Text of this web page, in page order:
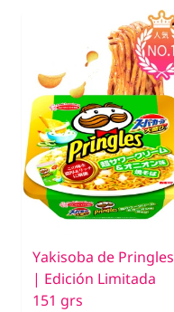
Yakisoba de Pringles
| Edición Limitada
151 grs